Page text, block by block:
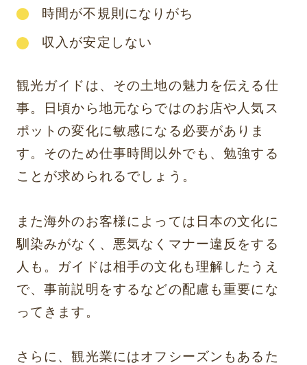
時間が不規則になりがち
収入が安定しない
観光ガイドは、その土地の魅力を伝える仕
事。日頃から地元ならではのお店や人気ス
ポットの変化に敏感になる必要がありま
す。そのため仕事時間以外でも、勉強する
ことが求められるでしょう。
また海外のお客様によっては日本の文化に
馴染みがなく、悪気なくマナー違反をする
人も。ガイドは相手の文化も理解したうえ
で、事前説明をするなどの配慮も重要にな
ってきます。
さらに、観光業にはオフシーズンもあるた